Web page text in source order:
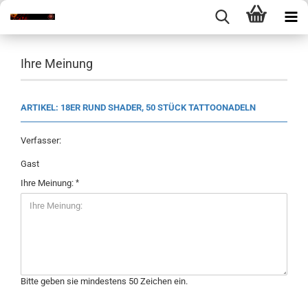
Ihre Meinung
ARTIKEL: 18ER RUND SHADER, 50 STÜCK TATTOONADELN
Verfasser:
Gast
Ihre Meinung:
Bitte geben sie mindestens 50 Zeichen ein.